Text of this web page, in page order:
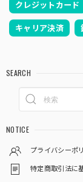
クレジットカード
キャリア決済
SEARCH
NOTICE
プライバシーポ
特定商取引法に